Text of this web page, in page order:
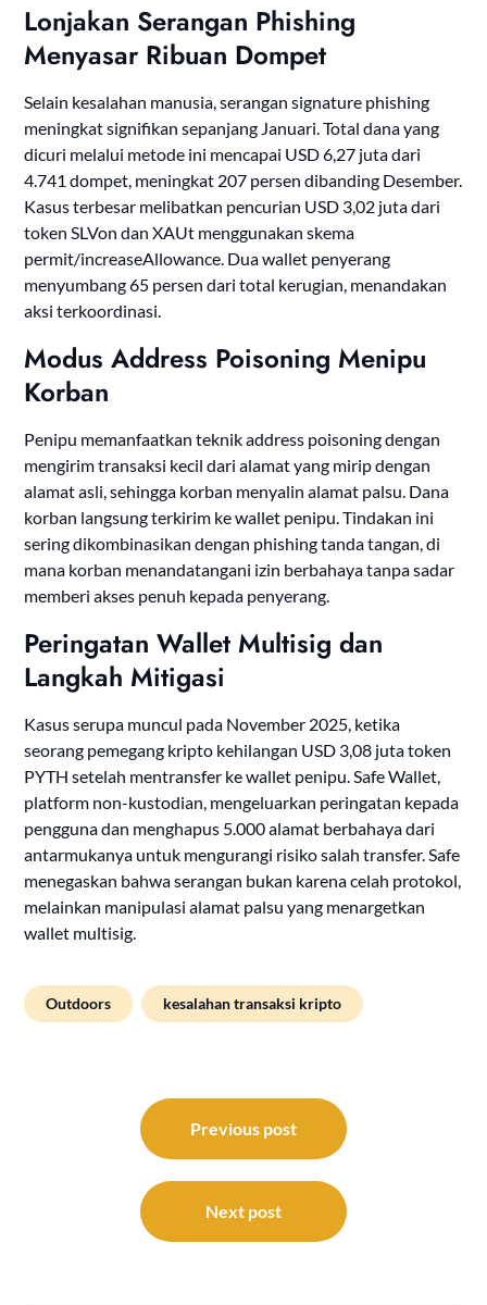
Lonjakan Serangan Phishing
Menyasar Ribuan Dompet
Selain kesalahan manusia, serangan signature phishing
meningkat signifikan sepanjang Januari. Total dana yang
dicuri melalui metode ini mencapai USD 6,27 juta dari
4.741 dompet, meningkat 207 persen dibanding Desember.
Kasus terbesar melibatkan pencurian USD 3,02 juta dari
token SLVon dan XAUt menggunakan skema
permit/increaseAllowance. Dua wallet penyerang
menyumbang 65 persen dari total kerugian, menandakan
aksi terkoordinasi.
Modus Address Poisoning Menipu
Korban
Penipu memanfaatkan teknik address poisoning dengan
mengirim transaksi kecil dari alamat yang mirip dengan
alamat asli, sehingga korban menyalin alamat palsu. Dana
korban langsung terkirim ke wallet penipu. Tindakan ini
sering dikombinasikan dengan phishing tanda tangan, di
mana korban menandatangani izin berbahaya tanpa sadar
memberi akses penuh kepada penyerang.
Peringatan Wallet Multisig dan
Langkah Mitigasi
Kasus serupa muncul pada November 2025, ketika
seorang pemegang kripto kehilangan USD 3,08 juta token
PYTH setelah mentransfer ke wallet penipu. Safe Wallet,
platform non-kustodian, mengeluarkan peringatan kepada
pengguna dan menghapus 5.000 alamat berbahaya dari
antarmukanya untuk mengurangi risiko salah transfer. Safe
menegaskan bahwa serangan bukan karena celah protokol,
melainkan manipulasi alamat palsu yang menargetkan
wallet multisig.
Outdoors kesalahan transaksi kripto
navigation
Previous post
Next post